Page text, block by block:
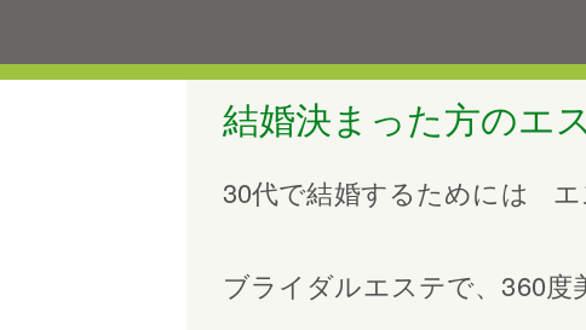
結婚決まった方のエ
30代で結婚するためには
ブライダルエステで、360度